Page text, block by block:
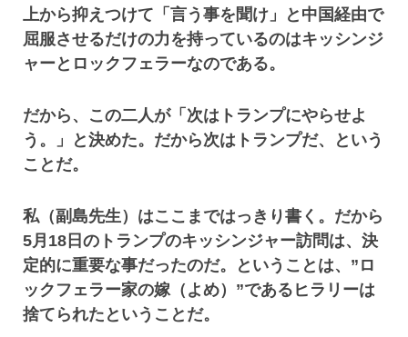
上から抑えつけて「言う事を聞け」と中国経由で
屈服させるだけの力を持っているのはキッシンジ
ャーとロックフェラーなのである。
だから、この二人が「次はトランプにやらせよ
う。」と決めた。だから次はトランプだ、という
ことだ。
私（副島先生）はここまではっきり書く。だから
5月18日のトランプのキッシンジャー訪問は、決
定的に重要な事だったのだ。ということは、”ロ
ックフェラー家の嫁（よめ）”であるヒラリーは
捨てられたということだ。